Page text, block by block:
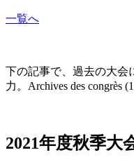
一覧へ
下の記事で、過去の大会
力。Archives des congrès
2021年度秋季大